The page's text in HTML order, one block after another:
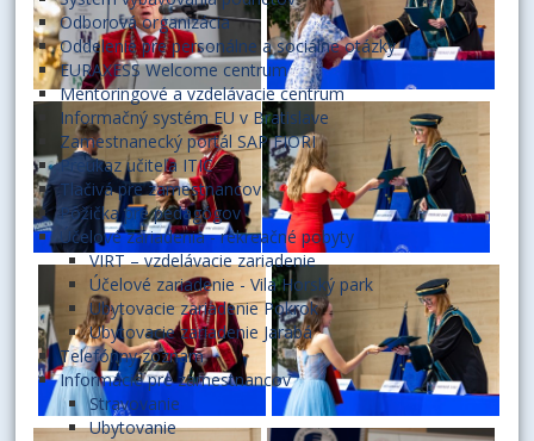
Odborová organizácia
Oddelenie pre personálne a sociálne otázky
EURAXESS Welcome centrum
Mentoringové a vzdelávacie centrum
Informačný systém EU v Bratislave
Zamestnanecký portál SAP FIORI
Preukaz učiteľa ITIC
Tlačivá pre zamestnancov
Pôžička pre pedagógov
Účelové zariadenia - rekreačné pobyty
VIRT – vzdelávacie zariadenie
Účelové zariadenie - Vila Horský park
Ubytovacie zariadenie Pokrok
Ubytovacie zariadenie Jarabá
Telefónny zoznam
Informácie pre zamestnancov
Stravovanie
Ubytovanie